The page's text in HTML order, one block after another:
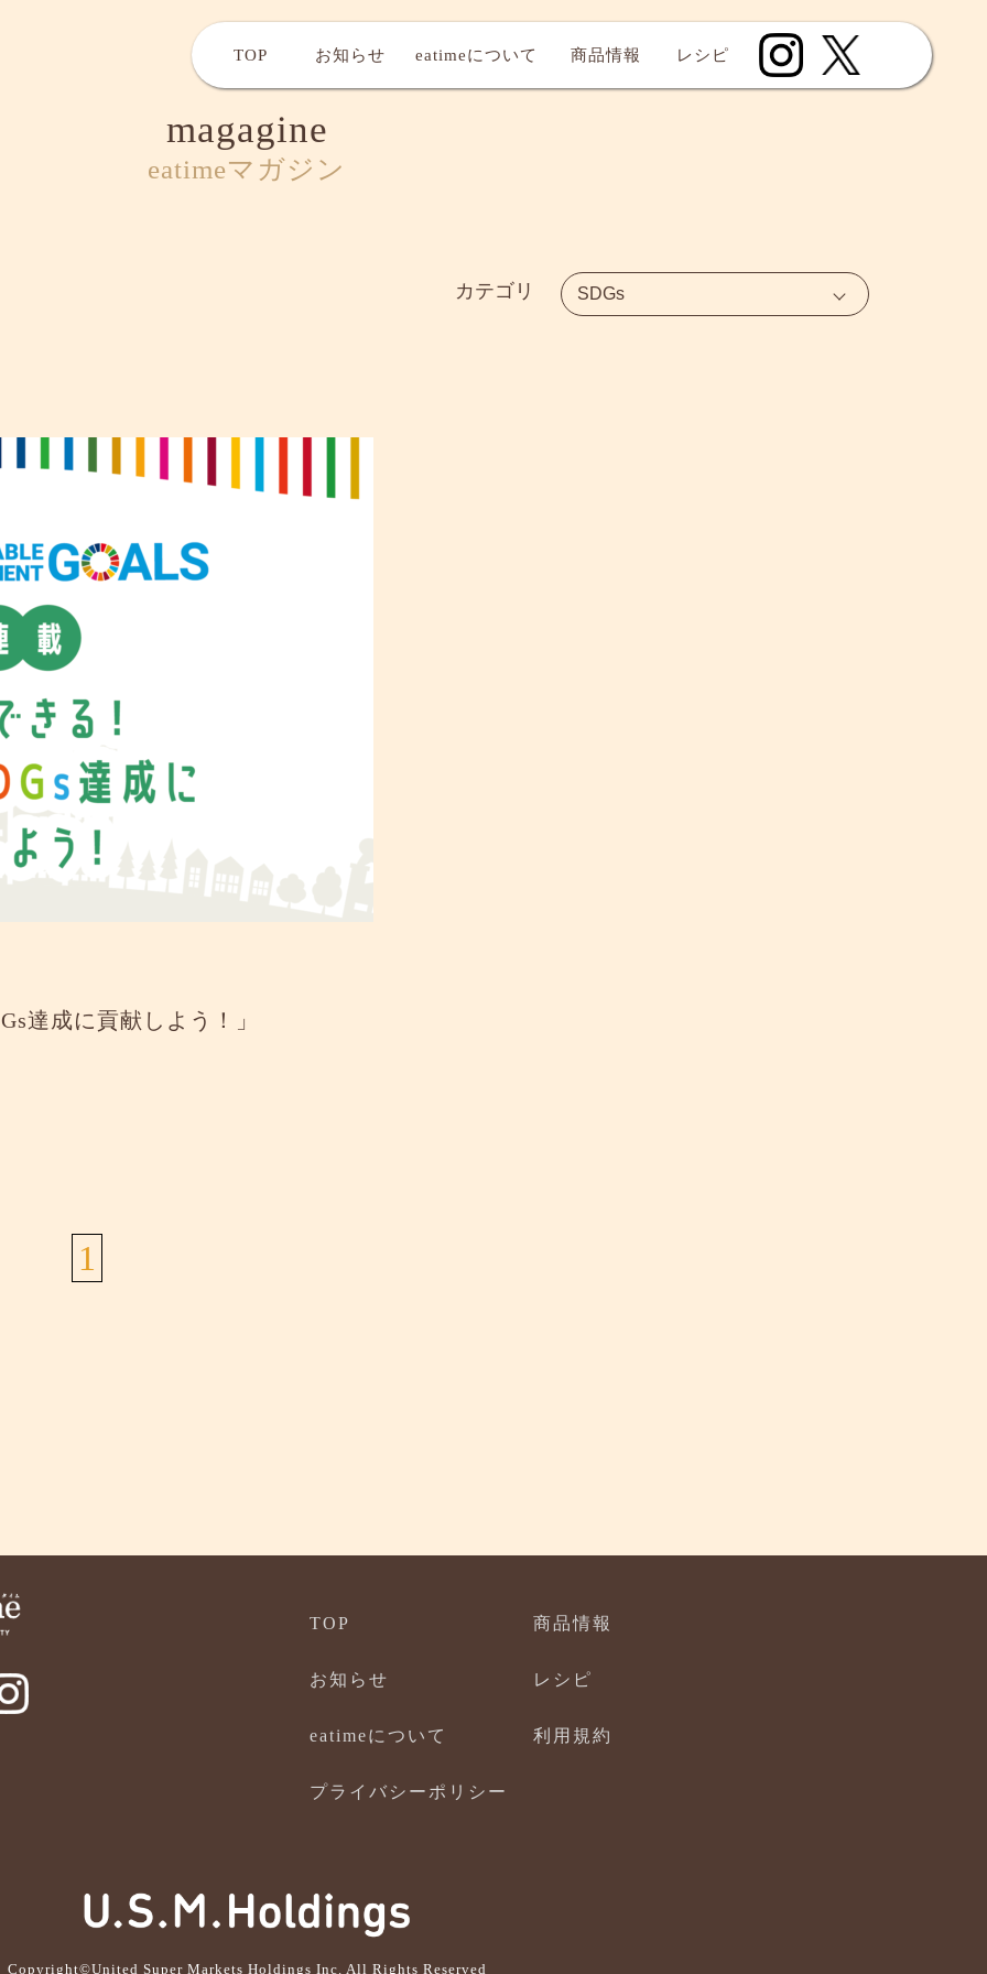
TOP お知らせ eatimeについて 商品情報 レシピ
magagine
eatimeマガジン
カテゴリ
達成に貢献しよう！」
1
TOP 商品情報
お知らせ レシピ
eatimeについて 利用規約
プライバシーポリシー
Copyright©United Super Markets Holdings Inc. All Rights Reserved